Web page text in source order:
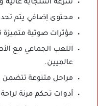
سرعة استجابة عالية
محتوى إضافي يتم
مؤثرات صوتية متميزة
اللعب الجماعي مع
عالميين.
مراحل متنوعة تتضمن
أدوات تحكم مرنة لراحة